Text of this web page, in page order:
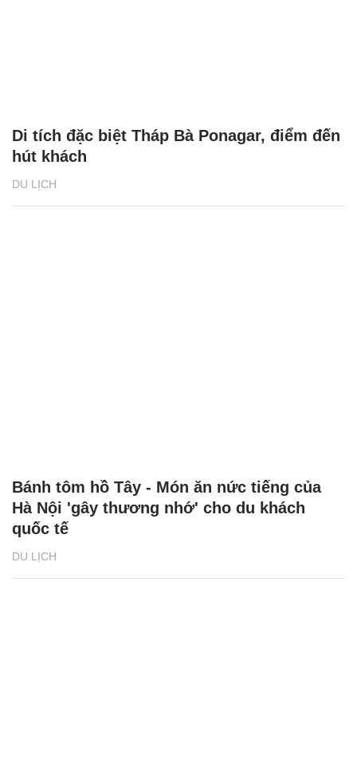
DU LỊCH
Di tích đặc biệt Tháp Bà Ponagar, điểm đến
hút khách
DU LỊCH
Bánh tôm hồ Tây - Món ăn nức tiếng của
Hà Nội 'gây thương nhớ' cho du khách
quốc tế